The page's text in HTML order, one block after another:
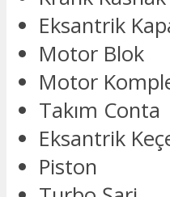
Eksantrik
Motor Blok
Motor
Takım Conta
Eksantrik
Piston